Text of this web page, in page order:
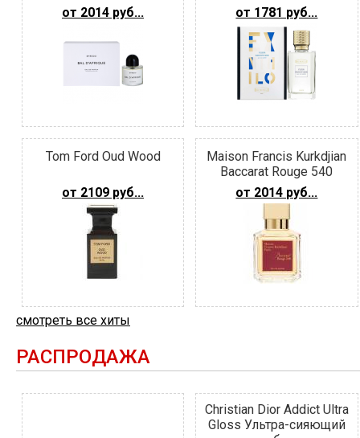
от 2014 руб...
от 1781 руб...
Tom Ford Oud Wood
от 2109 руб...
Maison Francis Kurkdjian
Baccarat Rouge 540
от 2014 руб...
смотреть все хиты
РАСПРОДАЖА
Christian Dior Addict Ultra
Gloss Ультра-сияющий